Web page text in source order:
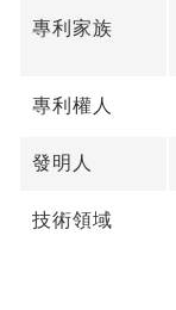
專利家族
專利權人
發明人
技術領域